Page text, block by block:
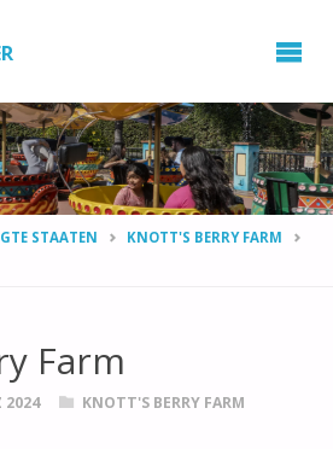
STAATEN
KNOTT'S BERRY FARM
Farm
2024 KNOTT'S BERRY FARM